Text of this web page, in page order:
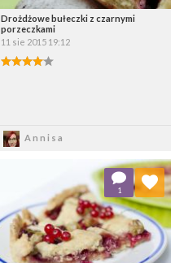
Drożdżowe bułeczki z czarnymi
porzeczkami
11 sie 2015 19:12
Annisa
1
Dodaj do ulubionych
Wybierz listę: